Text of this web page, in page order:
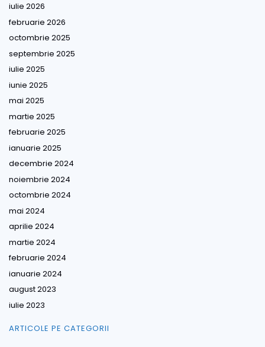
iulie 2026
februarie 2026
octombrie 2025
septembrie 2025
iulie 2025
iunie 2025
mai 2025
martie 2025
februarie 2025
ianuarie 2025
decembrie 2024
noiembrie 2024
octombrie 2024
mai 2024
aprilie 2024
martie 2024
februarie 2024
ianuarie 2024
august 2023
iulie 2023
ARTICOLE PE CATEGORII